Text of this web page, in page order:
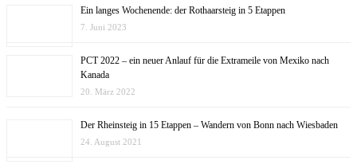
Ein langes Wochenende: der Rothaarsteig in 5 Etappen
7. Juni 2023
PCT 2022 – ein neuer Anlauf für die Extrameile von Mexiko nach
Kanada
20. März 2022
Der Rheinsteig in 15 Etappen – Wandern von Bonn nach Wiesbaden
24. August 2021